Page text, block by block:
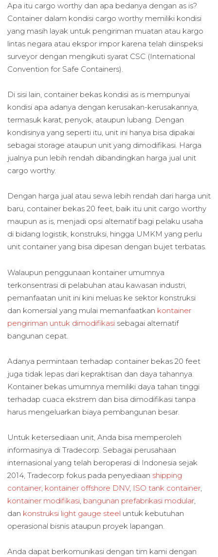
Apa itu cargo worthy dan apa bedanya dengan as is?
Container dalam kondisi cargo worthy memiliki kondisi
yang masih layak untuk pengiriman muatan atau kargo
lintas negara atau ekspor impor karena telah diinspeksi
surveyor dengan mengikuti syarat CSC (International
Convention for Safe Containers).
Di sisi lain, container bekas kondisi as is mempunyai
kondisi apa adanya dengan kerusakan-kerusakannya,
termasuk karat, penyok, ataupun lubang. Dengan
kondisinya yang seperti itu, unit ini hanya bisa dipakai
sebagai storage ataupun unit yang dimodifikasi. Harga
jualnya pun lebih rendah dibandingkan harga jual unit
cargo worthy.
Dengan harga jual atau sewa lebih rendah dari harga unit
baru, container bekas 20 feet, baik itu unit cargo worthy
maupun as is, menjadi opsi alternatif bagi pelaku usaha
di bidang logistik, konstruksi, hingga UMKM yang perlu
unit container yang bisa dipesan dengan bujet terbatas.
Walaupun penggunaan kontainer umumnya
terkonsentrasi di pelabuhan atau kawasan industri,
pemanfaatan unit ini kini meluas ke sektor konstruksi
dan komersial yang mulai memanfaatkan kontainer
pengiriman untuk dimodifikasi sebagai alternatif
bangunan cepat.
Adanya permintaan terhadap container bekas 20 feet
juga tidak lepas dari kepraktisan dan daya tahannya.
Kontainer bekas umumnya memiliki daya tahan tinggi
terhadap cuaca ekstrem dan bisa dimodifikasi tanpa
harus mengeluarkan biaya pembangunan besar.
Untuk ketersediaan unit, Anda bisa memperoleh
informasinya di Tradecorp. Sebagai perusahaan
internasional yang telah beroperasi di Indonesia sejak
2014, Tradecorp fokus pada penyediaan shipping
container, kontainer offshore DNV, ISO tank container,
kontainer modifikasi, bangunan prefabrikasi modular,
dan konstruksi light gauge steel untuk kebutuhan
operasional bisnis ataupun proyek lapangan.
Anda dapat berkomunikasi dengan tim kami dengan